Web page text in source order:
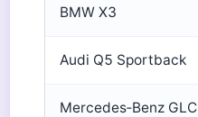
BMW X3
Audi Q5 Sportback
Mercedes‑Benz